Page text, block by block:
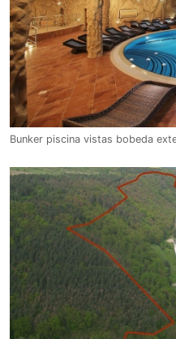
Bunker piscina vistas bobeda